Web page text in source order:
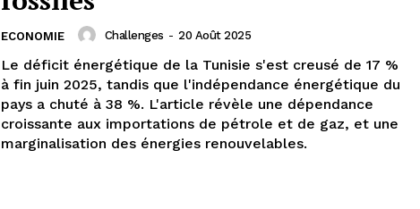
ECONOMIE Challenges - 20 Août 2025
Le déficit énergétique de la Tunisie s'est creusé de 17 %
à fin juin 2025, tandis que l'indépendance énergétique du
pays a chuté à 38 %. L'article révèle une dépendance
croissante aux importations de pétrole et de gaz, et une
marginalisation des énergies renouvelables.